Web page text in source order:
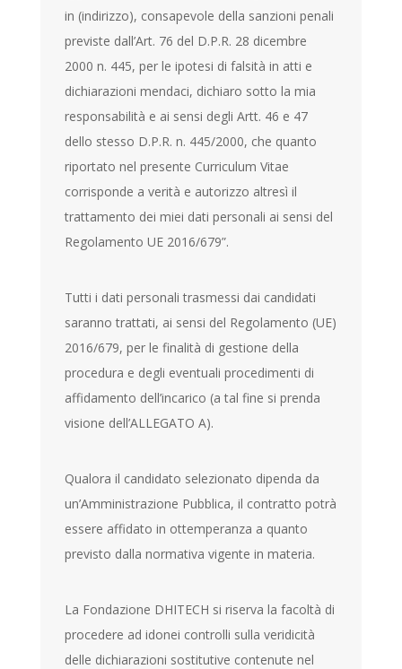
in (indirizzo), consapevole della sanzioni penali
previste dall’Art. 76 del D.P.R. 28 dicembre
2000 n. 445, per le ipotesi di falsità in atti e
dichiarazioni mendaci, dichiaro sotto la mia
responsabilità e ai sensi degli Artt. 46 e 47
dello stesso D.P.R. n. 445/2000, che quanto
riportato nel presente Curriculum Vitae
corrisponde a verità e autorizzo altresì il
trattamento dei miei dati personali ai sensi del
Regolamento UE 2016/679”.
Tutti i dati personali trasmessi dai candidati
saranno trattati, ai sensi del Regolamento (UE)
2016/679, per le finalità di gestione della
procedura e degli eventuali procedimenti di
affidamento dell’incarico (a tal fine si prenda
visione dell’ALLEGATO A).
Qualora il candidato selezionato dipenda da
un’Amministrazione Pubblica, il contratto potrà
essere affidato in ottemperanza a quanto
previsto dalla normativa vigente in materia.
La Fondazione DHITECH si riserva la facoltà di
procedere ad idonei controlli sulla veridicità
delle dichiarazioni sostitutive contenute nel